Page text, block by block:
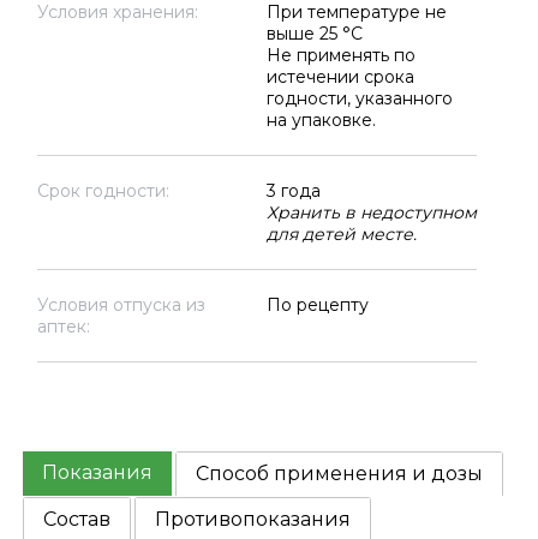
Условия хранения:
При температуре не
выше 25 °C
Не применять по
истечении срока
годности, указанного
на упаковке.
Срок годности:
3 года
Хранить в недоступном
для детей месте.
Условия отпуска из
аптек:
По рецепту
Показания
Способ применения и дозы
Состав
Противопоказания